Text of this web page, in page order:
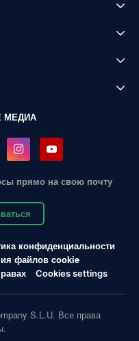
МЕДИА
прямо на свою почту
конфиденциальности
файлов cookie
Cookies settings
S.L.U. Все права